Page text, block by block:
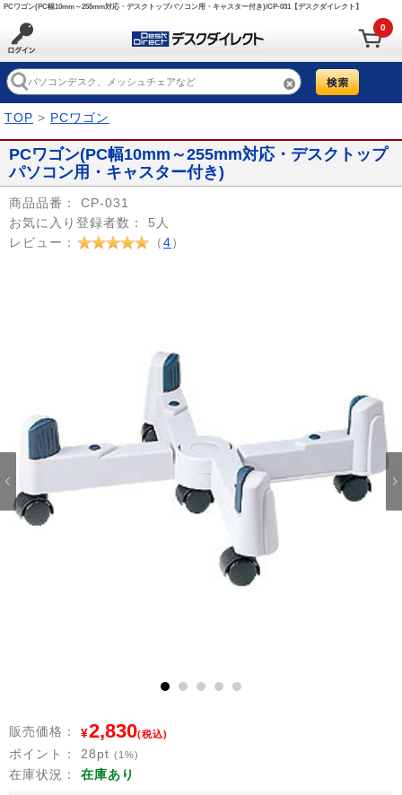
PCワゴン(PC幅10mm～255mm対応・デスクトップパソコン用・キャスター付き)/CP-031【デスクダイレクト】
0
TOP > PCワゴン
PCワゴン(PC幅10mm～255mm対応・デスクトップ
パソコン用・キャスター付き)
商品品番：
CP-031
お気に入り登録者数：
5人
レビュー：
（4）
販売価格： ¥2,830(税込)
ポイント： 28pt (1%)
在庫状況： 在庫あり